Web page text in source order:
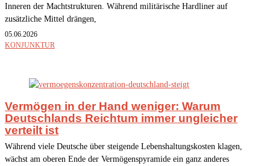
Inneren der Machtstrukturen. Während militärische Hardliner auf
zusätzliche Mittel drängen,
05.06.2026
KONJUNKTUR
Vermögen in der Hand weniger: Warum
Deutschlands Reichtum immer ungleicher
verteilt ist
Während viele Deutsche über steigende Lebenshaltungskosten klagen,
wächst am oberen Ende der Vermögenspyramide ein ganz anderes